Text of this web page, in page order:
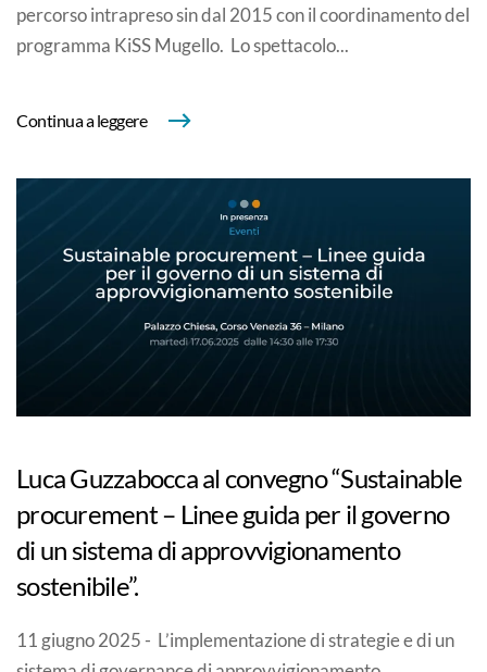
percorso intrapreso sin dal 2015 con il coordinamento del
programma KiSS Mugello. Lo spettacolo...
Continua a leggere
Luca Guzzabocca al convegno “Sustainable
procurement – Linee guida per il governo
di un sistema di approvvigionamento
sostenibile”.
11 giugno 2025 - L’implementazione di strategie e di un